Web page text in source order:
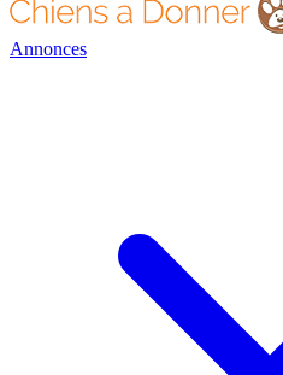
Annonces